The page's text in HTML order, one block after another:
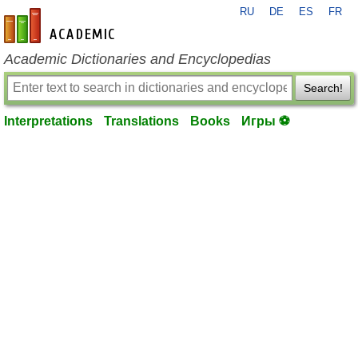
en-academic.com
RU DE ES FR
Academic Dictionaries and Encyclopedias
Search!
Interpretations Translations Books Игры ⚽